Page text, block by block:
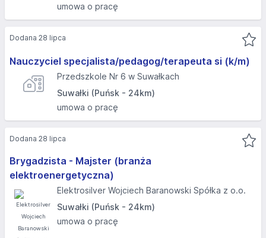
umowa o pracę
Nauczyciel specjalista/pedagog/terapeuta si (k/m)
Przedszkole Nr 6 w Suwałkach
Suwałki (Puńsk - 24km)
umowa o pracę
Dodana 28 lipca
Brygadzista - Majster (branża
elektroenergetyczna)
Elektrosilver Wojciech Baranowski Spółka z o.o.
Suwałki (Puńsk - 24km)
umowa o pracę
Dodana 28 lipca